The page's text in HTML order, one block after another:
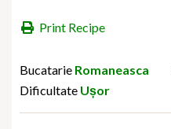
Print Recipe
Bucatarie Romaneasca
Dificultate Ușor